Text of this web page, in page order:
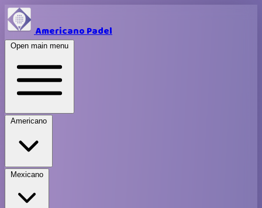
Americano Padel
Open main menu
Americano
Mexicano